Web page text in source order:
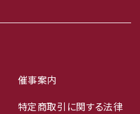
催事案内
特定商取引に関する法律